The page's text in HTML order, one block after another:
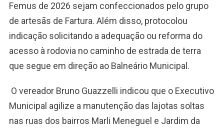
Femus de 2026 sejam confeccionados pelo grupo
de artesãs de Fartura. Além disso, protocolou
indicação solicitando a adequação ou reforma do
acesso à rodovia no caminho de estrada de terra
que segue em direção ao Balneário Municipal.
O vereador Bruno Guazzelli indicou que o Executivo
Municipal agilize a manutenção das lajotas soltas
nas ruas dos bairros Marli Meneguel e Jardim da